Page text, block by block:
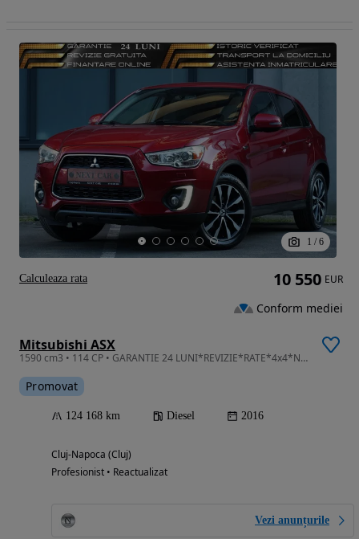
1 / 6
Mitsubishi ASX
1590 cm3 • 114 CP • GARANTIE 24 LUNI*REVIZIE*RATE*4x4*Navigatie*Xenon*Climatronic
Promovat
124 168 km Diesel 2016
Cluj-Napoca (Cluj)
Profesionist • Reactualizat
Vezi anunțurile
10 550 EUR
Conform mediei
Calculeaza rata